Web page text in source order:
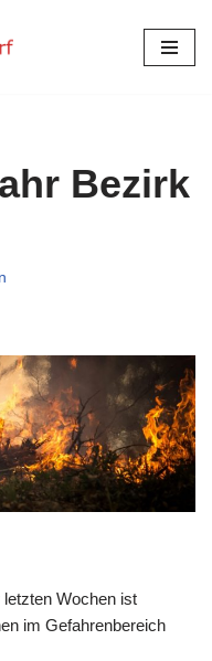
Bezirk
Wochen ist
im Gefahrenbereich